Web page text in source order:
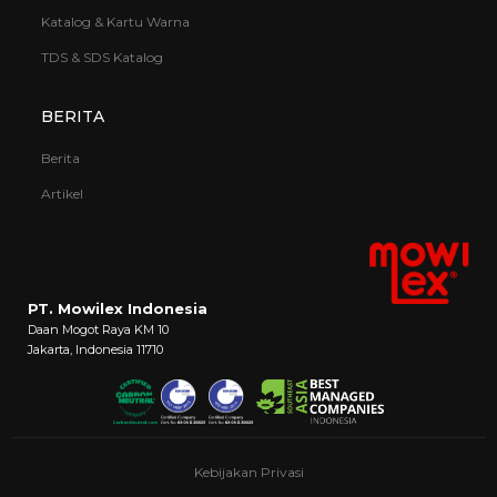
Katalog & Kartu Warna
TDS & SDS Katalog
BERITA
Berita
Artikel
PT. Mowilex Indonesia
Daan Mogot Raya KM 10
Jakarta, Indonesia 11710
Kebijakan Privasi